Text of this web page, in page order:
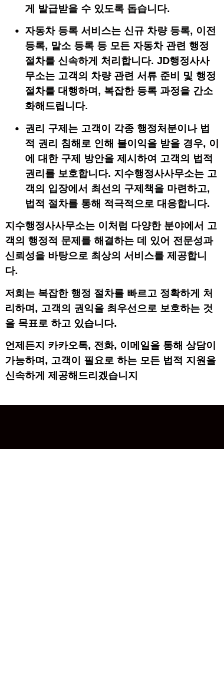
게 발급받을 수 있도록 돕습니다.
자동차 등록 서비스는 신규 차량 등록, 이전
등록, 말소 등록 등 모든 자동차 관련 행정
절차를 신속하게 처리합니다. JD행정사사
무소는 고객의 차량 관련 서류 준비 및 행정
절차를 대행하며, 복잡한 등록 과정을 간소
화해드립니다.
권리 구제 는 고객이 각종 행정처분이나 법
적 권리 침해로 인해 불이익을 받을 경우, 이
에 대한 구제 방안을 제시하여 고객의 법적
권리를 보호합니다. 지수행정사사무소는 고
객의 입장에서 최선의 구제책을 마련하고,
법적 절차를 통해 적극적으로 대응합니다.
지수행정사사무소는 이처럼 다양한 분야에서 고
객의 행정적 문제를 해결하는 데 있어 전문성과
신뢰성을 바탕으로 최상의 서비스를 제공합니
다.
저희는 복잡한 행정 절차를 빠르고 정확하게 처
리하며, 고객의 권익을 최우선으로 보호하는 것
을 목표로 하고 있습니다.
언제든지 카카오톡, 전화, 이메일 을 통해 상담이
가능하며, 고객이 필요로 하는 모든 법적 지원을
신속하게 제공해드리겠습니지